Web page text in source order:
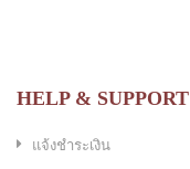
HELP & SUPPORT
แจ้งชำระเงิน